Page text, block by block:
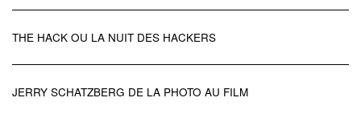
THE HACK OU LA NUIT DES HACKERS
JERRY SCHATZBERG DE LA PHOTO AU FILM